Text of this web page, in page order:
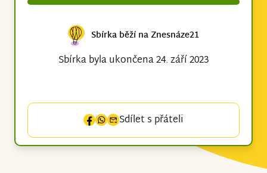
Sbírka běží na Znesnáze21
Sbírka byla ukončena 24. září 2023
Sdílet s přáteli